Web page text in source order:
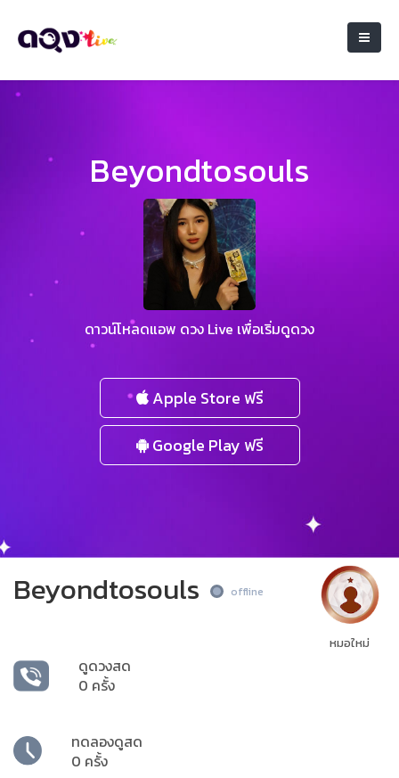
Beyondtosouls
ดาวน์โหลดแอพ ดวง Live เพื่อเริ่มดูดวง
Apple Store ฟรี
Google Play ฟรี
Beyondtosouls offline
ดูดวงสด
0 ครั้ง
ทดลองดูสด
0 ครั้ง
หมอใหม่